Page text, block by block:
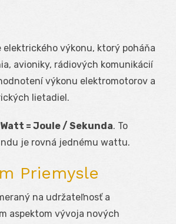
výkonu, ktorý poháňa
avioniky, rádiových komunikácií
výkonu elektromotorov a
lietadiel.
Watt = Joule / Sekunda. To
je rovná jednému wattu.
Priemysle
na udržateľnosť a
aspektom vývoja nových